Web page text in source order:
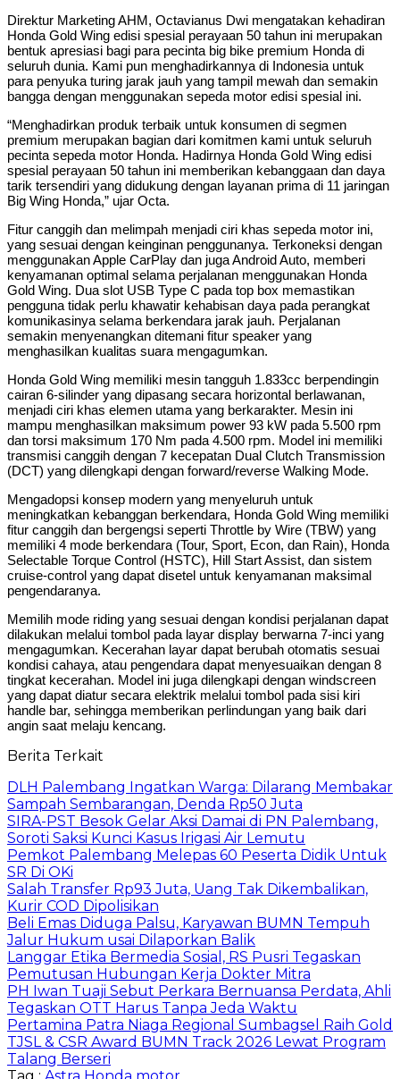
Direktur Marketing AHM, Octavianus Dwi mengatakan kehadiran
Honda Gold Wing edisi spesial perayaan 50 tahun ini merupakan
bentuk apresiasi bagi para pecinta big bike premium Honda di
seluruh dunia. Kami pun menghadirkannya di Indonesia untuk
para penyuka turing jarak jauh yang tampil mewah dan semakin
bangga dengan menggunakan sepeda motor edisi spesial ini.
“Menghadirkan produk terbaik untuk konsumen di segmen
premium merupakan bagian dari komitmen kami untuk seluruh
pecinta sepeda motor Honda. Hadirnya Honda Gold Wing edisi
spesial perayaan 50 tahun ini memberikan kebanggaan dan daya
tarik tersendiri yang didukung dengan layanan prima di 11 jaringan
Big Wing Honda,” ujar Octa.
Fitur canggih dan melimpah menjadi ciri khas sepeda motor ini,
yang sesuai dengan keinginan penggunanya. Terkoneksi dengan
menggunakan Apple CarPlay dan juga Android Auto, memberi
kenyamanan optimal selama perjalanan menggunakan Honda
Gold Wing. Dua slot USB Type C pada top box memastikan
pengguna tidak perlu khawatir kehabisan daya pada perangkat
komunikasinya selama berkendara jarak jauh. Perjalanan
semakin menyenangkan ditemani fitur speaker yang
menghasilkan kualitas suara mengagumkan.
Honda Gold Wing memiliki mesin tangguh 1.833cc berpendingin
cairan 6-silinder yang dipasang secara horizontal berlawanan,
menjadi ciri khas elemen utama yang berkarakter. Mesin ini
mampu menghasilkan maksimum power 93 kW pada 5.500 rpm
dan torsi maksimum 170 Nm pada 4.500 rpm. Model ini memiliki
transmisi canggih dengan 7 kecepatan Dual Clutch Transmission
(DCT) yang dilengkapi dengan forward/reverse Walking Mode.
Mengadopsi konsep modern yang menyeluruh untuk
meningkatkan kebanggan berkendara, Honda Gold Wing memiliki
fitur canggih dan bergengsi seperti Throttle by Wire (TBW) yang
memiliki 4 mode berkendara (Tour, Sport, Econ, dan Rain), Honda
Selectable Torque Control (HSTC), Hill Start Assist, dan sistem
cruise-control yang dapat disetel untuk kenyamanan maksimal
pengendaranya.
Memilih mode riding yang sesuai dengan kondisi perjalanan dapat
dilakukan melalui tombol pada layar display berwarna 7-inci yang
mengagumkan. Kecerahan layar dapat berubah otomatis sesuai
kondisi cahaya, atau pengendara dapat menyesuaikan dengan 8
tingkat kecerahan. Model ini juga dilengkapi dengan windscreen
yang dapat diatur secara elektrik melalui tombol pada sisi kiri
handle bar, sehingga memberikan perlindungan yang baik dari
angin saat melaju kencang.
Berita Terkait
DLH Palembang Ingatkan Warga: Dilarang Membakar
Sampah Sembarangan, Denda Rp50 Juta
SIRA-PST Besok Gelar Aksi Damai di PN Palembang,
Soroti Saksi Kunci Kasus Irigasi Air Lemutu
Pemkot Palembang Melepas 60 Peserta Didik Untuk
SR Di OKi
Salah Transfer Rp93 Juta, Uang Tak Dikembalikan,
Kurir COD Dipolisikan
Beli Emas Diduga Palsu, Karyawan BUMN Tempuh
Jalur Hukum usai Dilaporkan Balik
Langgar Etika Bermedia Sosial, RS Pusri Tegaskan
Pemutusan Hubungan Kerja Dokter Mitra
PH Iwan Tuaji Sebut Perkara Bernuansa Perdata, Ahli
Tegaskan OTT Harus Tanpa Jeda Waktu
Pertamina Patra Niaga Regional Sumbagsel Raih Gold
TJSL & CSR Award BUMN Track 2026 Lewat Program
Talang Berseri